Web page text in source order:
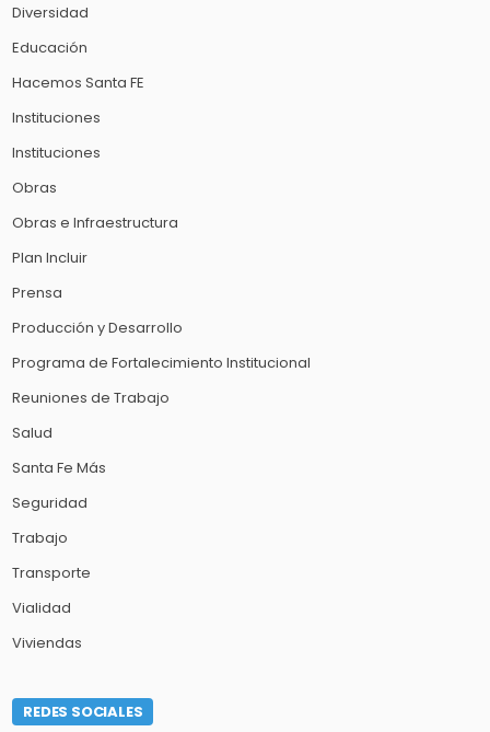
Diversidad
Educación
Hacemos Santa FE
Instituciones
Instituciones
Obras
Obras e Infraestructura
Plan Incluir
Prensa
Producción y Desarrollo
Programa de Fortalecimiento Institucional
Reuniones de Trabajo
Salud
Santa Fe Más
Seguridad
Trabajo
Transporte
Vialidad
Viviendas
REDES SOCIALES